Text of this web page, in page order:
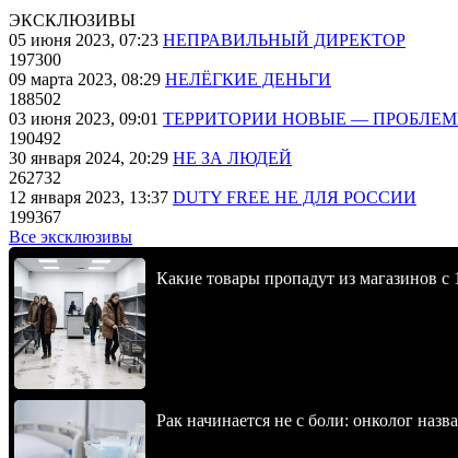
ЭКСКЛЮЗИВЫ
05 июня 2023, 07:23 НЕПРАВИЛЬНЫЙ ДИРЕКТОР
197300
09 марта 2023, 08:29 НЕЛЁГКИЕ ДЕНЬГИ
188502
03 июня 2023, 09:01 ТЕРРИТОРИИ НОВЫЕ —
190492
30 января 2024, 20:29 НЕ ЗА ЛЮДЕЙ
262732
12 января 2023, 13:37 DUTY FREE НЕ ДЛЯ РОССИИ
199367
Все эксклюзивы
Какие товары пропадут из магазинов с
Рак начинается не с боли: онколог